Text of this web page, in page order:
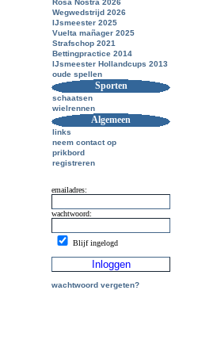
Rosa Nostra 2026
Wegwedstrijd 2026
IJsmeester 2025
Vuelta mañager 2025
Strafschop 2021
Bettingpractice 2014
IJsmeester Hollandcups 2013
oude spellen
Sporten
schaatsen
wielrennen
Algemeen
links
neem contact op
prikbord
registreren
emailadres:
wachtwoord:
Blijf ingelogd
wachtwoord vergeten?